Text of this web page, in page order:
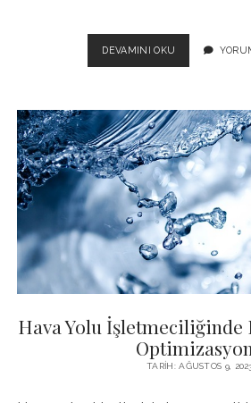
DEVAMINI OKU
YOLU
PAZARLARA
AÇILIM
STRATEJILERI
Hava Yolu İşletmeciliğinde
TARIH: AĞUSTOS 9,